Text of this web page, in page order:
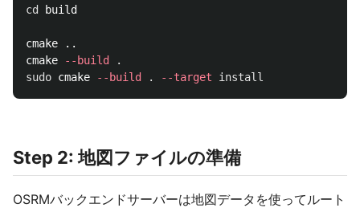
cd
build
cmake ..
cmake
--build
.
sudo cmake --build . --target install
Step 2: 地図ファイルの準備
OSRMバックエンドサーバーは地図データを使ってルート